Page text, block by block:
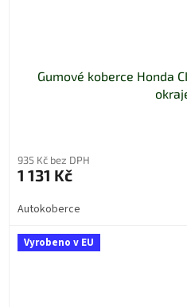
Gumové koberce Honda
935 Kč bez DPH
1 131 Kč
Autokoberce
Vyrobeno v EU